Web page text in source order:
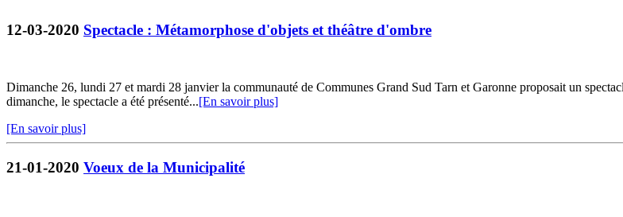
12-03-2020 Spectacle : Métamorphose d'objets et théâtre d'ombre
Dimanche 26, lundi 27 et mardi 28 janvier la communauté de Communes Grand Sud Tarn et Garonne proposait un
dimanche, le spectacle a été présenté...[En savoir plus]
[En savoir plus]
21-01-2020 Voeux de la Municipalité